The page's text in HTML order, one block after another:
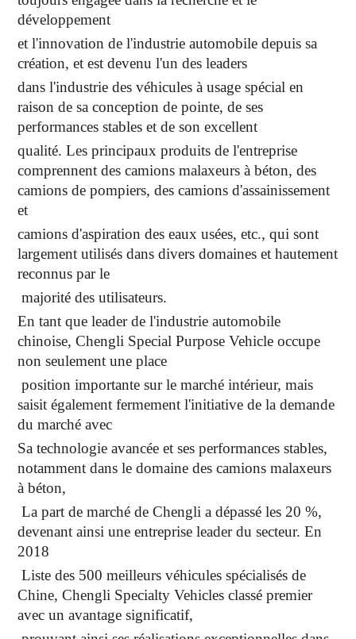
développement
et l'innovation de l'industrie automobile depuis sa
création, et est devenu l'un des leaders
dans l'industrie des véhicules à usage spécial en
raison de sa conception de pointe, de ses
performances stables et de son excellent
qualité. Les principaux produits de l'entreprise
comprennent des camions malaxeurs à béton, des
camions de pompiers, des camions d'assainissement
et
camions d'aspiration des eaux usées, etc., qui sont
largement utilisés dans divers domaines et hautement
reconnus par le
majorité des utilisateurs.
En tant que leader de l'industrie automobile
chinoise, Chengli Special Purpose Vehicle occupe
non seulement une place
position importante sur le marché intérieur, mais
saisit également fermement l'initiative de la demande
du marché avec
Sa technologie avancée et ses performances stables,
notamment dans le domaine des camions malaxeurs
à béton,
La part de marché de Chengli a dépassé les 20 %,
devenant ainsi une entreprise leader du secteur. En
2018
Liste des 500 meilleurs véhicules spécialisés de
Chine, Chengli Specialty Vehicles classé premier
avec un avantage significatif,